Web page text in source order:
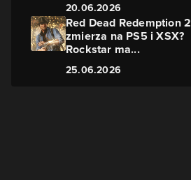
20.06.2026
Red Dead Redemption 2
zmierza na PS5 i XSX?
Rockstar ma...
25.06.2026